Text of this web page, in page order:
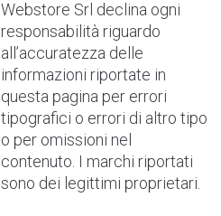
Webstore Srl declina ogni
responsabilità riguardo
all’accuratezza delle
informazioni riportate in
questa pagina per errori
tipografici o errori di altro tipo
o per omissioni nel
contenuto. I marchi riportati
sono dei legittimi proprietari.